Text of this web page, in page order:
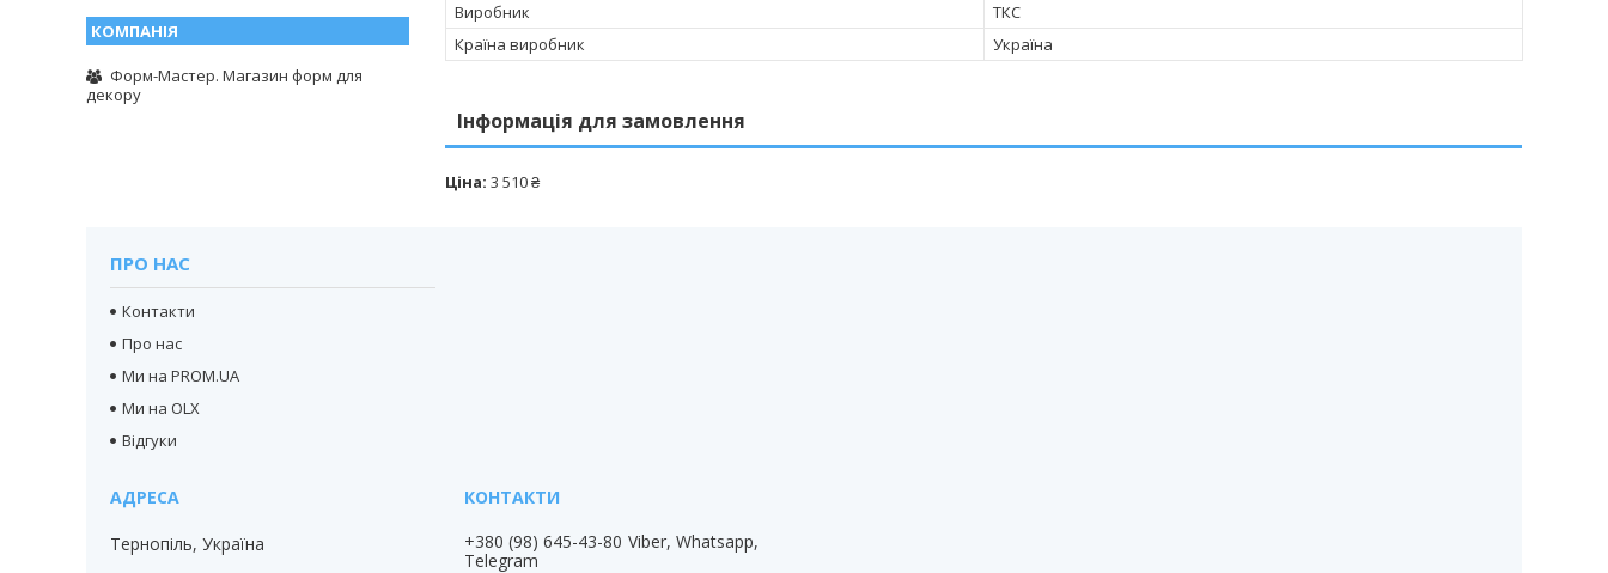
Виробник
ТКС
Країна виробник
Україна
Інформація для замовлення
Ціна: 3 510 ₴
Форм-Мастер. Магазин форм для
декору
ПРО НАС
Контакти
Про нас
Ми на PROM.UA
Ми на OLX
Відгуки
Тернопіль, Україна +380 (98) 645-43-80 Viber, Whatsapp,
Telegram